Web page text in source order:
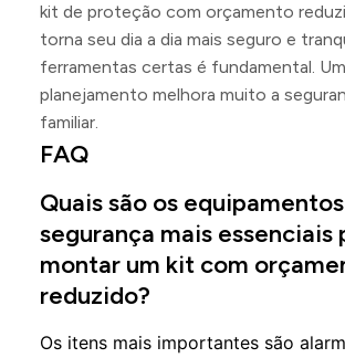
kit de proteção com orçamento
torna seu dia a dia mais seguro e
ferramentas certas é fundamental.
planejamento melhora muito a
familiar.
FAQ
Quais são os
segurança mais essenciais
montar um kit com
reduzido?
Os itens mais importantes são